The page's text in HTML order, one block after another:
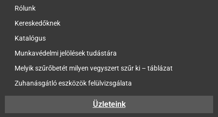
Rólunk
Kereskedőknek
Katalógus
Munkavédelmi jelölések tudástára
Melyik szűrőbetét milyen vegyszert szűr ki – táblázat
Zuhanásgátló eszközök felülvizsgálata
Üzleteink